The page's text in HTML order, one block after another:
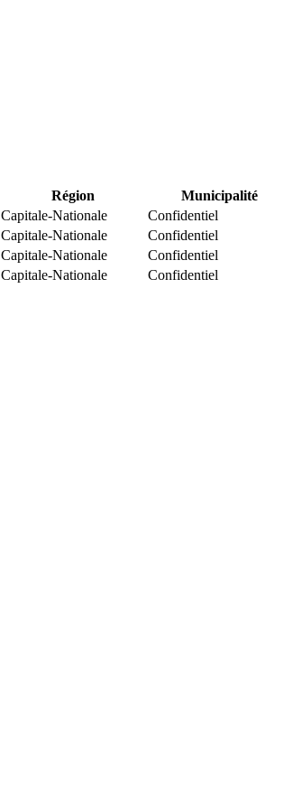
Région Municipalité
Capitale-Nationale
Confidentiel
Capitale-Nationale
Confidentiel
Capitale-Nationale
Confidentiel
Capitale-Nationale Confidentiel